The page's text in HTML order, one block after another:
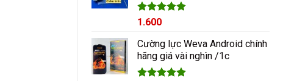
Được xếp
5 sao
1.600
Cường lực Weva Android chính
hãng giá vài nghìn /1c